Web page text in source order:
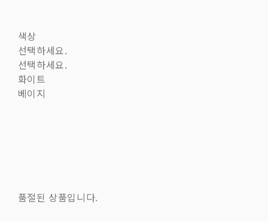
색상
선택하세요.
선택하세요.
화이트
베이지
품절된 상품입니다.